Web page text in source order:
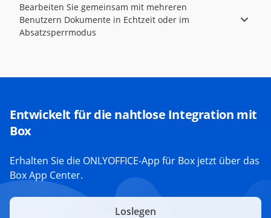
Bearbeiten Sie gemeinsam mit mehreren
Benutzern Dokumente in Echtzeit oder im
Absatzsperrmodus
Entwickelt für die nahtlose Integration mit
Box
Erhalten Sie die ONLYOFFICE-App für Box jetzt über das
Box App Center.
Loslegen